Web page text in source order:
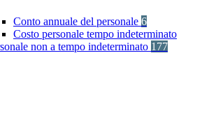
Conto annuale del personale 6
Costo personale tempo indeterminato
non a tempo indeterminato 177